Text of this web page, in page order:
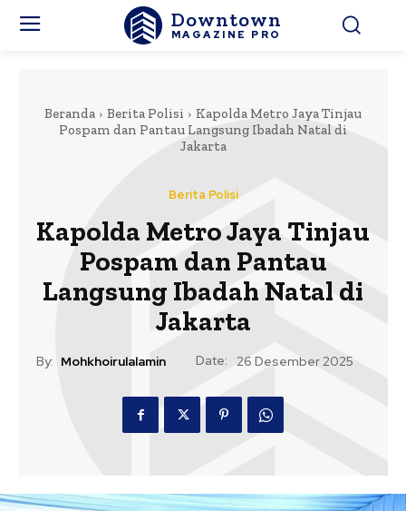
Downtown
MAGAZINE PRO
Beranda Berita Polisi
Kapolda Metro Jaya Tinjau
Pospam dan Pantau Langsung Ibadah Natal di
Jakarta
Berita Polisi
Kapolda Metro Jaya Tinjau
Pospam dan Pantau
Langsung Ibadah Natal di
Jakarta
By: Mohkhoirulalamin Date: 26 Desember 2025